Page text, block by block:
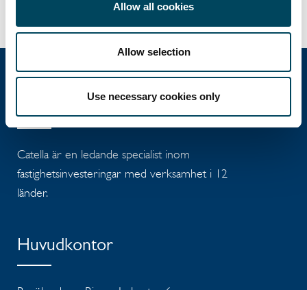
Allow all cookies
Allow selection
Use necessary cookies only
Catella Group
Catella är en ledande specialist inom
fastighetsinvesteringar med verksamhet i 12
länder.
Huvudkontor